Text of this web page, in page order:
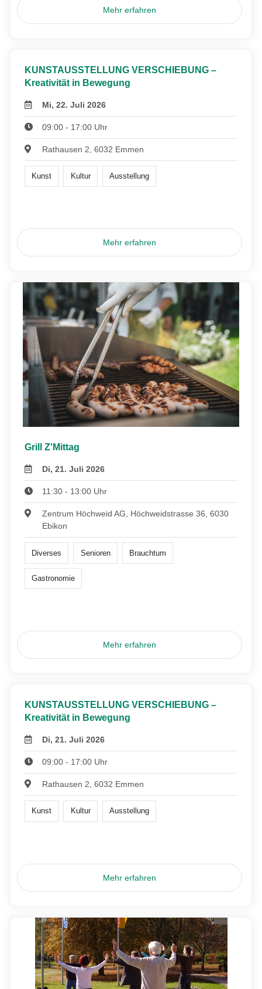
Mehr erfahren
KUNSTAUSSTELLUNG VERSCHIEBUNG –
Kreativität in Bewegung
Mi, 22. Juli 2026
09:00 - 17:00 Uhr
Rathausen 2, 6032 Emmen
Kunst Kultur Ausstellung
Mehr erfahren
Grill Z'Mittag
Di, 21. Juli 2026
11:30 - 13:00 Uhr
Zentrum Höchweid AG, Höchweidstrasse 36, 6030
Ebikon
Diverses Senioren Brauchtum
Gastronomie
Mehr erfahren
KUNSTAUSSTELLUNG VERSCHIEBUNG –
Kreativität in Bewegung
Di, 21. Juli 2026
09:00 - 17:00 Uhr
Rathausen 2, 6032 Emmen
Kunst Kultur Ausstellung
Mehr erfahren